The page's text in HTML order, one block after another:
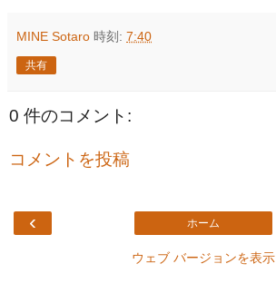
MINE Sotaro 時刻: 7:40
共有
0 件のコメント:
コメントを投稿
‹ ホーム
ウェブ バージョンを表示